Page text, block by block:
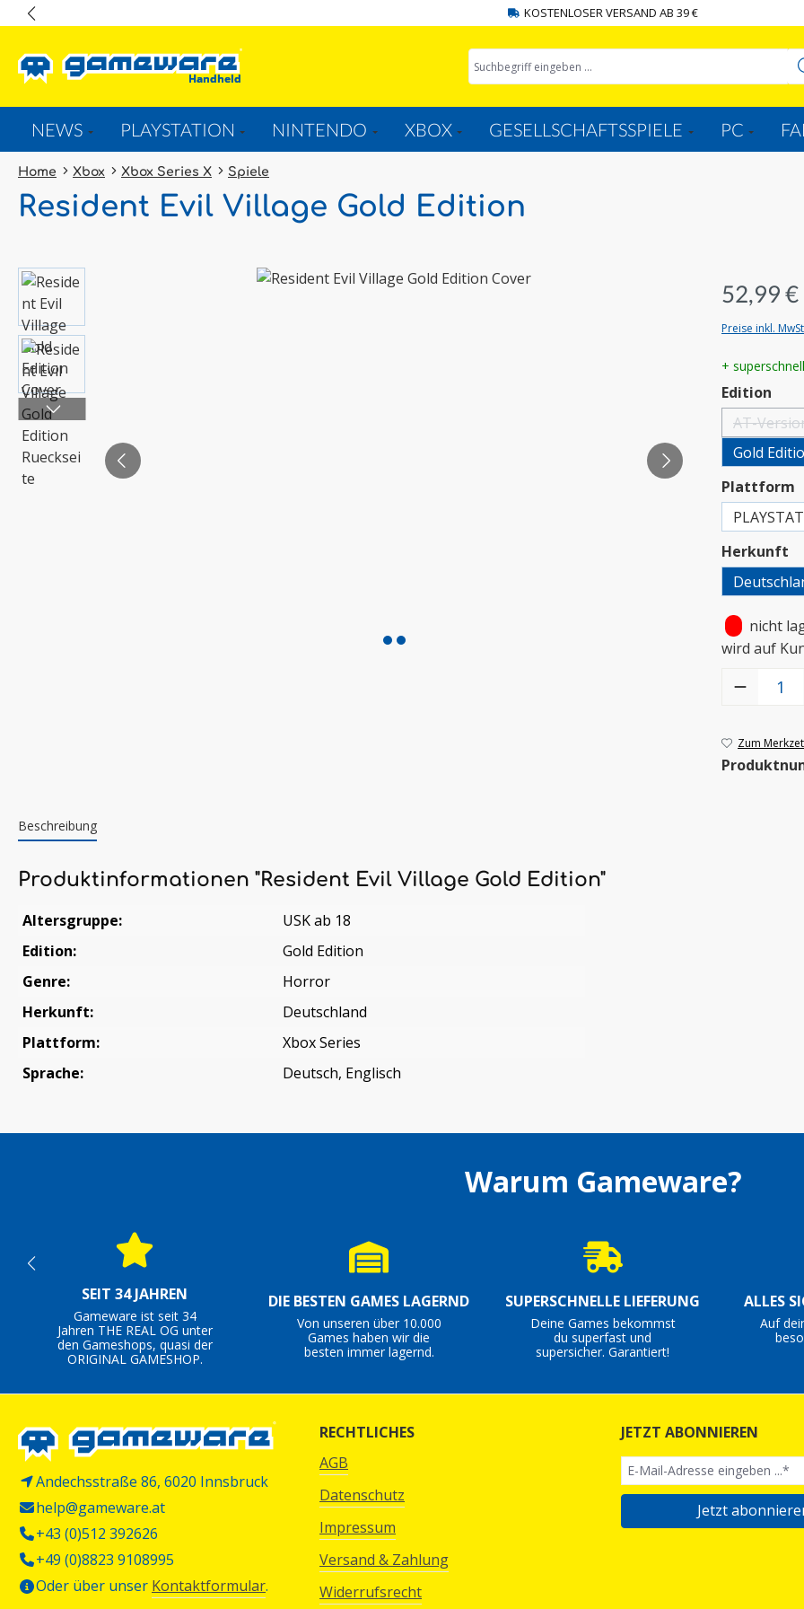
KOSTENLOSER VERSAND AB 39 €
NEWS PLAYSTATION NINTENDO XBOX GESELLSCHAFTSSPIELE PC
Home Xbox Xbox Series X Spiele
Resident Evil Village Gold Edition
Bildergalerie überspringen
52,99 €
Preise inkl.
+
Edition
AT-
Gold
Plattform
Herkunft
nicht
wird auf
Produkt
Zum
Beschreibung
Produktinformationen "Resident Evil Village Gold Edition"
Altersgruppe:
USK ab 18
Edition:
Gold Edition
Genre:
Horror
Herkunft:
Deutschland
Plattform:
Xbox Series
Sprache:
Deutsch, Englisch
Warum Gameware?
SEIT 34 JAHREN
Gameware ist seit 34
Jahren THE REAL OG unter
den Gameshops, quasi der
ORIGINAL GAMESHOP.
DIE BESTEN GAMES LAGERND
Von unseren über 10.000
Games haben wir die
besten immer lagernd.
SUPERSCHNELLE LIEFERUNG
Deine Games bekommst
du superfast und
supersicher. Garantiert!
ALLES
Auf
Andechsstraße 86, 6020 Innsbruck
help@gameware.at
+43 (0)512 392626
+49 (0)8823 9108995
Oder über unser Kontaktformular.
RECHTLICHES
AGB
Datenschutz
Impressum
Versand & Zahlung
Widerrufsrecht
JETZT ABONNIEREN
Jetzt